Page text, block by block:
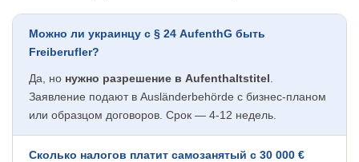
Можно ли украинцу с § 24 AufenthG быть
Freiberufler?
Да, но нужно разрешение в Aufenthaltstitel
Заявление подают в Ausländerbehörde с бизнес-планом
или образцом договоров. Срок — 4-12 недель.
Сколько налогов платит самозанятый с 30 000 €